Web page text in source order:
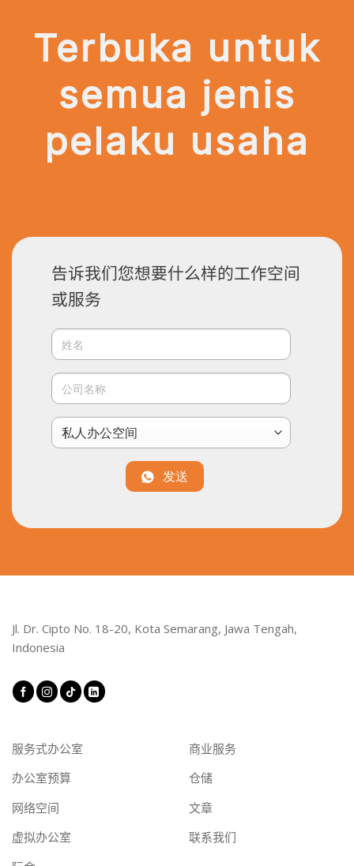
Terbuka untuk
semua jenis
pelaku usaha
告诉我们您想要什么样的工作空间
或服务
发送
Jl. Dr. Cipto No. 18-20, Kota Semarang, Jawa Tengah,
Indonesia
服务式办公室
办公室预算
网络空间
虚拟办公室
商业服务
仓储
文章
联系我们